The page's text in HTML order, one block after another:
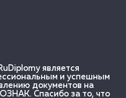
является
и успешным
документов на
Спасибо за то, что